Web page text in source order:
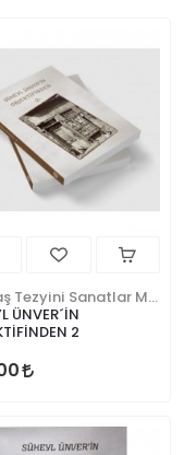
ÜNVER´İN
2